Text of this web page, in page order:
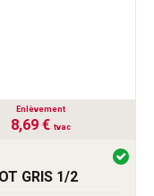
Enlèvement
8,69 € tvac
GRIS 1/2